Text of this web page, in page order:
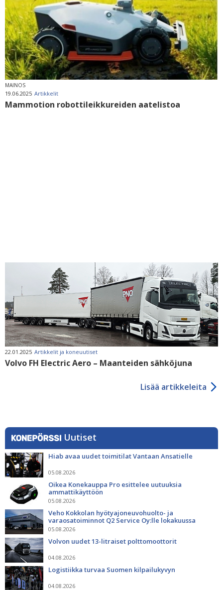
MAINOS
19.06.2025 Artikkelit
Mammotion robottileikkureiden aatelistoa
22.01.2025 Artikkelit ja koneuutiset
Volvo FH Electric Aero – Maanteiden sähköjuna
Lisää artikkeleita
Uutiset
Hiab avaa uudet toimitilat Vantaan Ansatielle
05.08.2026
Oikea Konekauppa Pro esittelee uutuuksia
ammattikäyttöön
05.08.2026
Veho Kokkolan hyötyajoneuvohuolto- ja
varaosatoiminnot Q2 Service Oy:lle lokakuussa
05.08.2026
Volvon uudet 13-litraiset polttomoottorit
04.08.2026
Logistiikka turvaa Suomen kilpailukyvyn
04.08.2026